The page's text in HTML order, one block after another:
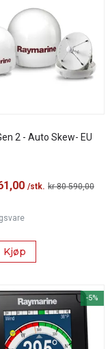
2 - Auto Skew- EU
/stk. kr 80 590,00
Kjøp
-5%